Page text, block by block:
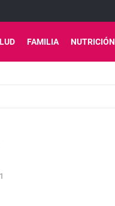
FAMILIA NUTRICIÓN